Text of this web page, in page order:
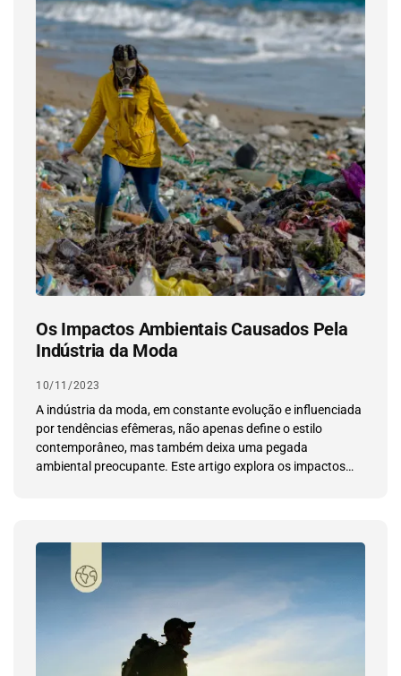
Os Impactos Ambientais Causados Pela
Indústria da Moda
10/11/2023
A indústria da moda, em constante evolução e influenciada
por tendências efêmeras, não apenas define o estilo
contemporâneo, mas também deixa uma pegada
ambiental preocupante. Este artigo explora os impactos